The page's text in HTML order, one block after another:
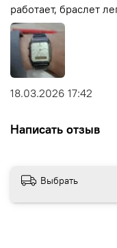
работает, браслет
18.03.2026 17:42
Написать отзыв
Выбрать